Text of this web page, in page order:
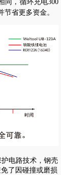
同，循环充电300
节省更多资金。
电路技术，钢壳
了因碰撞或磨损